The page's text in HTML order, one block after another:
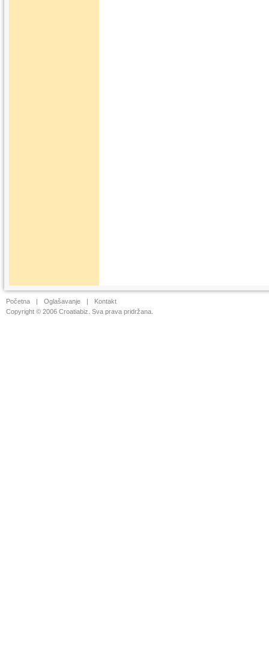
Početna | Oglašavanje |
Kontakt
Copyright © 2006 Croatiabiz. Sva prava pridržana.